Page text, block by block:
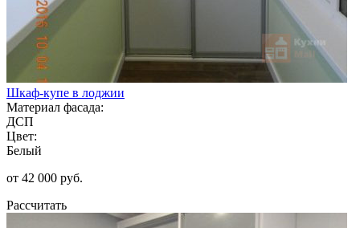
Шкаф-купе в лоджии
Материал фасада:
ДСП
Цвет:
Белый
от 42 000 руб.
Рассчитать